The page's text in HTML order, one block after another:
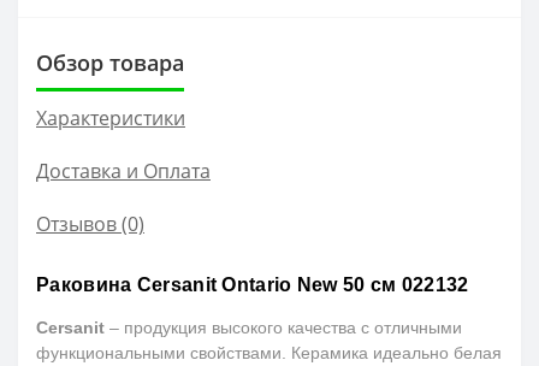
Обзор товара
Характеристики
Доставка и Оплата
Отзывов (0)
Раковина Cersanit Ontario New 50 см 022132
Cersanit – продукция высокого качества с отличными
функциональными свойствами. Керамика идеально белая